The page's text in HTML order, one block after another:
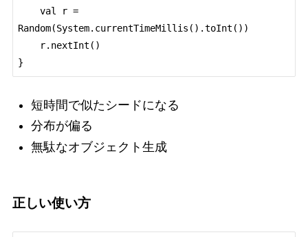
Random(System.currentTimeMillis().toInt())
短時間で似たシードになる
分布が偏る
無駄なオブジェクト生成
正しい使い方